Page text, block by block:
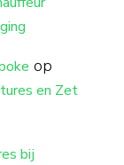
op
en Zet
bij